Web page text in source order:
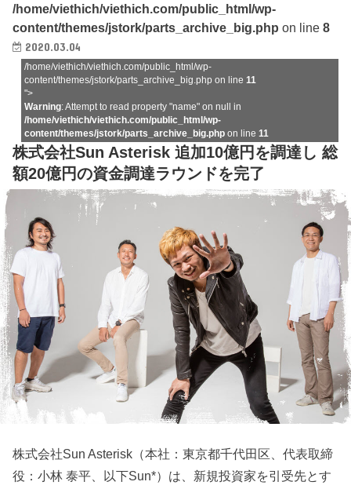
/home/viethich/viethich.com/public_html/wp-
content/themes/jstork/parts_archive_big.php on line8
2020.03.04
/home/viethich/viethich.com/public_html/wp-
content/themes/jstork/parts_archive_big.php on line11
">
Warning: Attempt to read property "name" on null in
/home/viethich/viethich.com/public_html/wp-
content/themes/jstork/parts_archive_big.php on line11
株式会社Sun Asterisk 追加10億円を調達し 総
額20億円の資金調達ラウンドを完了
株式会社Sun Asterisk（本社：東京都千代田区、代表取締
役：小林 泰平、以下Sun*）は、新規投資家を引受先とす